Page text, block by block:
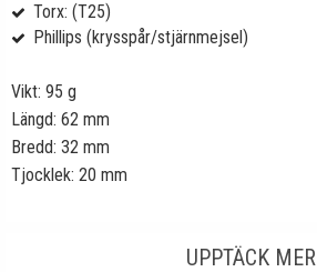
Torx: (T25)
Phillips (krysspår/stjärnmejsel)
Vikt: 95 g
Längd: 62 mm
Bredd: 32 mm
Tjocklek: 20 mm
UPPTÄCK MER